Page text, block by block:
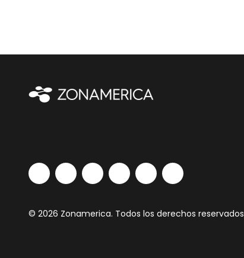
© 2026 Zonamerica. Todos los derechos reservados